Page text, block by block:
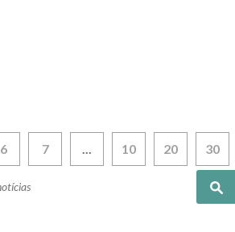
6 7 ... 10 20
30